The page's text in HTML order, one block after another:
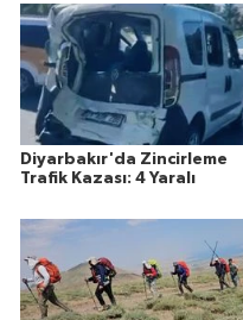
Diyarbakır'da Zincirleme
Trafik Kazası: 4 Yaralı